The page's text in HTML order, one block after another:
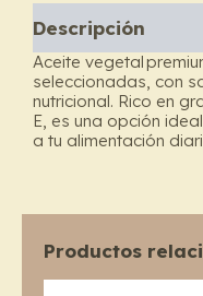
Chia
Graal
cantidad
Descripción
Aceite vegetal
seleccionadas, con
nutricional. Rico en
E, es una opción
a tu alimentación
Productos